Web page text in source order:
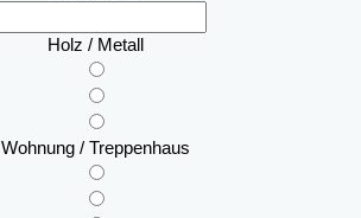
Holz / Metall
Wohnung / Treppenhaus